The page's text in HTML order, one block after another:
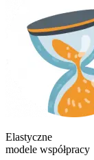
Elastyczne
modele współpracy